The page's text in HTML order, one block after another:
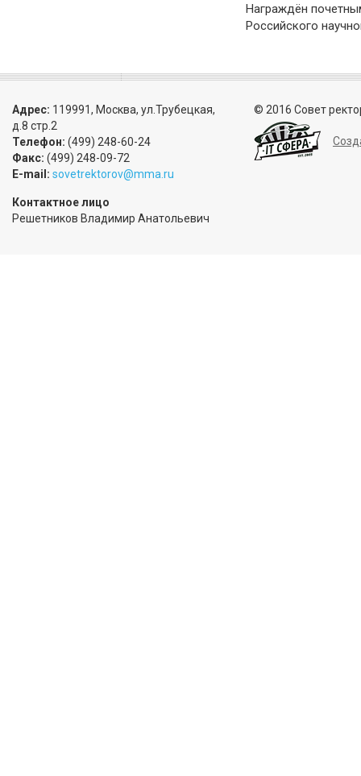
Награждён
Российского
Адрес: 119991, Москва, ул.Трубецкая,
д.8 стр.2
Телефон: (499) 248-60-24
Факс: (499) 248-09-72
E-mail: sovetrektorov@mma.ru
Контактное лицо
Решетников Владимир Анатольевич
© 2016 Совет